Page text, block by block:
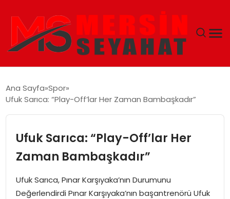
EĞITIM
TEKNOLOJI
GÜNCEL
Ana Sayfa Spor
Ufuk Sarıca: “Play-Off’lar Her Zaman Bambaşkadır”
Ufuk Sarıca: “Play-Off’lar Her
Zaman Bambaşkadır”
Ufuk Sarıca, Pınar Karşıyaka’nın Durumunu
Değerlendirdi Pınar Karşıyaka’nın başantrenörü Ufuk